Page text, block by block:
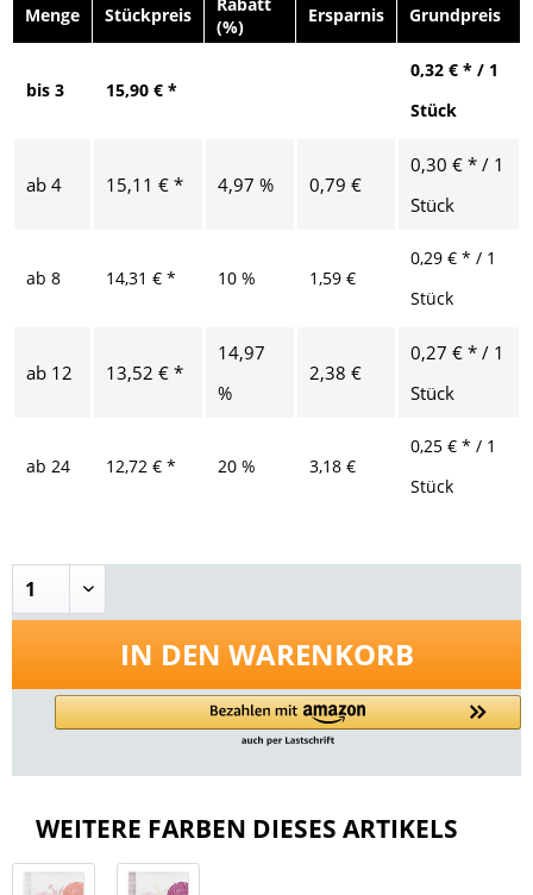
Menge
Stückpreis
(%)
Ersparnis Grundpreis
bis 3 15,90 € *
0,32 € * / 1
Stück
ab 4 15,11 € * 4,97 % 0,79 €
0,30 € * / 1
Stück
ab 8 14,31 € * 10 % 1,59 €
0,29 € * / 1
Stück
ab 12 13,52 € *
14,97
%
2,38 €
0,27 € * / 1
Stück
ab 24 12,72 € * 20 % 3,18 €
0,25 € * / 1
Stück
IN DEN WARENKORB
WEITERE FARBEN DIESES ARTIKELS